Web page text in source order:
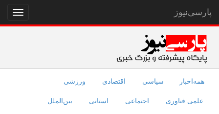
نمایش
منو
پارسی‌نیوز
همه‌اخبار سیاسی اقتصادی ورزشی
علمی فناوری اجتماعی استانی بین‌الملل